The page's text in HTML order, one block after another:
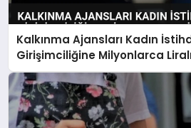
Kalkınma Ajansları Kadın
Girişimciliğine Milyonlarca